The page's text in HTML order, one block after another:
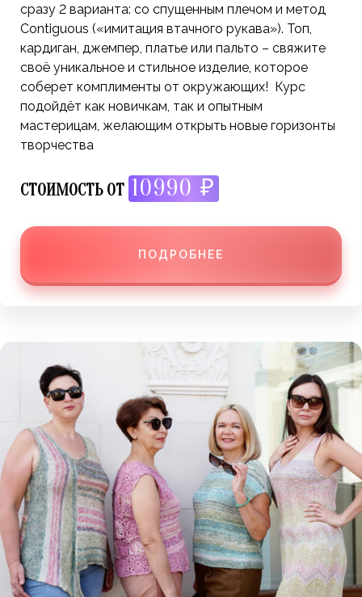
сразу 2 варианта: со спущенным плечом и метод
Contiguous («имитация втачного рукава»). Топ,
кардиган, джемпер, платье или пальто – свяжите
своё уникальное и стильное изделие, которое
соберет комплименты от окружающих! Курс
подойдёт как новичкам, так и опытным
мастерицам, желающим открыть новые горизонты
творчества
СТОИМОСТЬ ОТ 10990 ₽
ПОДРОБНЕЕ